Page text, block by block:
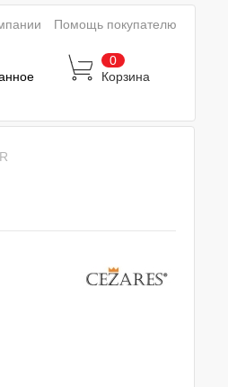
0
Корзина
Помощь покупателю